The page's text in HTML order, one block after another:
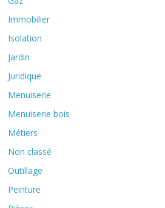
Immobilier
Isolation
Jardin
Juridique
Menuiserie
Menuiserie bois
Métiers
Non classé
Outillage
Peinture